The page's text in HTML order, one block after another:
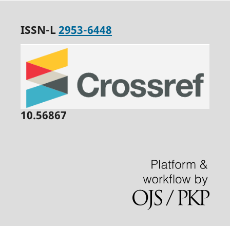
ISSN-L2953-6448
10.56867